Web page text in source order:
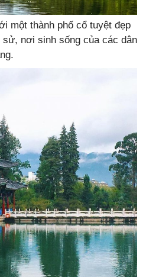
một thành phố cổ tuyệt đẹp
nơi sinh sống của các dân